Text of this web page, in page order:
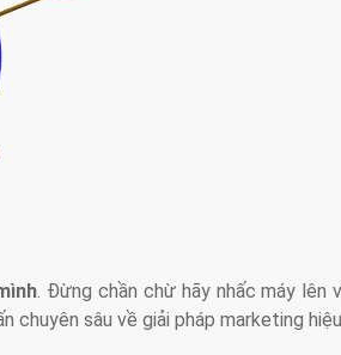
. Đừng chần chừ hãy nhấc máy
chuyên sâu về giải pháp marketing